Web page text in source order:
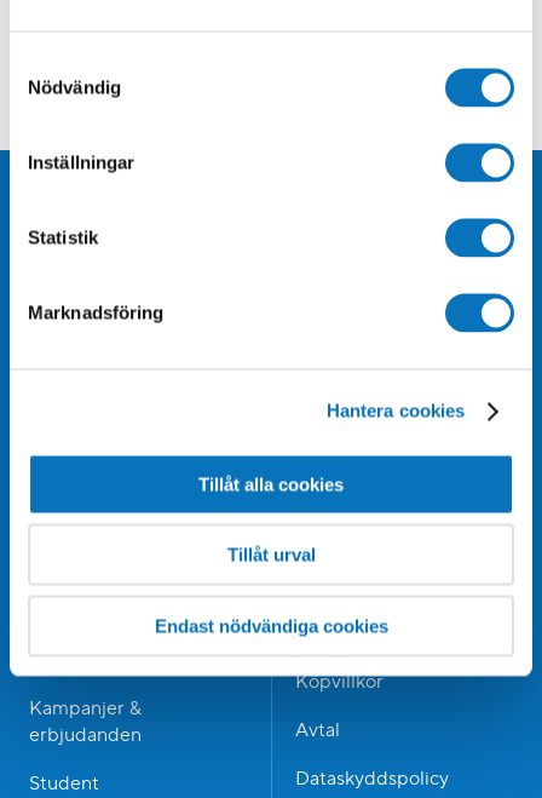
Nödvändig
Inställningar
Statistik
Marknadsföring
Hantera cookies
Tillåt alla cookies
Tillåt urval
Endast nödvändiga cookies
Bad & Upplevelser
Alla Simskolor &
Bli medlem
Kampanjer &
erbjudanden
Student
Kommun
Press & media
Policyer
Köpvillkor
Avtal
Dataskyddspolicy